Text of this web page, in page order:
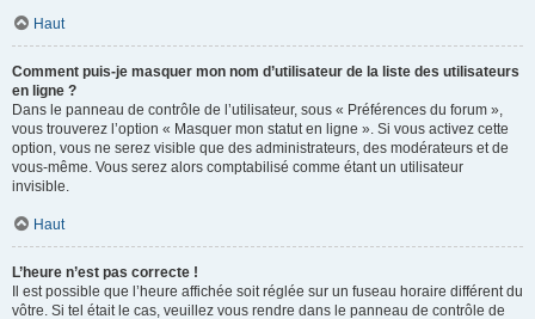
Haut
Comment puis-je masquer mon nom d’utilisateur de la liste des utilisateurs
en ligne ?
Dans le panneau de contrôle de l’utilisateur, sous « Préférences du forum »,
vous trouverez l’option « Masquer mon statut en ligne ». Si vous activez cette
option, vous ne serez visible que des administrateurs, des modérateurs et de
vous-même. Vous serez alors comptabilisé comme étant un utilisateur
invisible.
Haut
L’heure n’est pas correcte !
Il est possible que l’heure affichée soit réglée sur un fuseau horaire différent du
vôtre. Si tel était le cas, veuillez vous rendre dans le panneau de contrôle de